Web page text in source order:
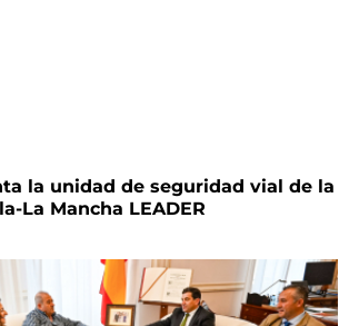
la unidad de seguridad vial de la
La Mancha LEADER